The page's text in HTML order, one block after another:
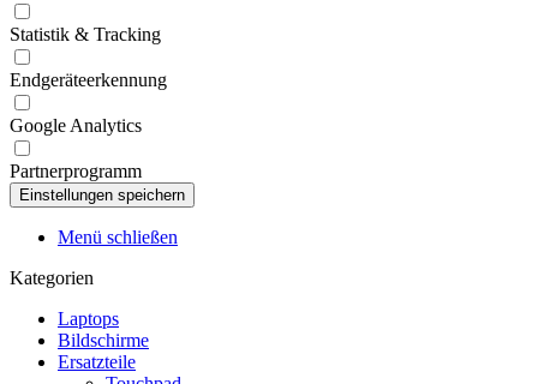
Statistik & Tracking
Endgeräteerkennung
Google Analytics
Partnerprogramm
Menü schließen
Kategorien
Laptops
Bildschirme
Ersatzteile